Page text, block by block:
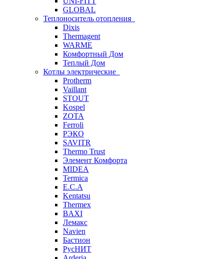
GLOBAL
Теплоноситель отопления
Dixis
Thermagent
WARME
Комфортный Дом
Теплый Дом
Котлы электрические
Protherm
Vaillant
STOUT
Kospel
ZOTA
Ferroli
РЭКО
SAVITR
Thermo Trust
Элемент Комфорта
MIDEA
Termica
E.C.A
Kentatsu
Thermex
BAXI
Лемакс
Navien
Бастион
РусНИТ